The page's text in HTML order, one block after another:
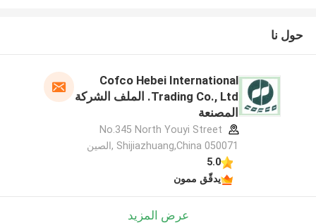
حول نا
Cofco Hebei International
Trading Co., Ltd. الملف الشركة
المصنعة
No.345 North Youyi Street
Shijiazhuang,China 050071 ,الصين
5.0
يدقّق ممون
عرض المزيد